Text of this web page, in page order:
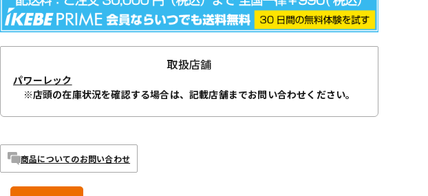
取扱店舗
パワーレック
※店頭の在庫状況を確認する場合は、記載店舗までお問い合わせください。
商品についてのお問い合わせ